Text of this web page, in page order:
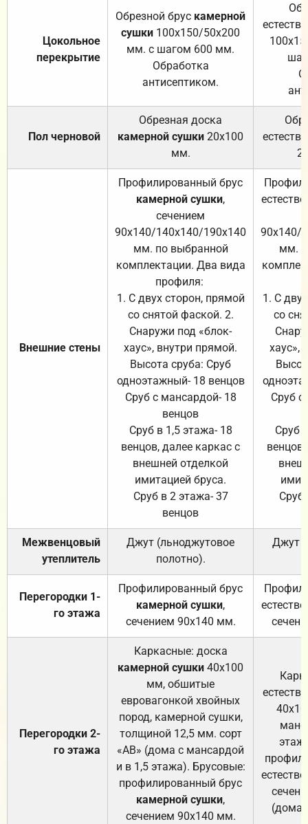
Цокольное
перекрытие
Обрезной брус камерной
сушки 100х150/50х200
мм. с шагом 600 мм.
Обработка
антисептиком.
Пол черновой
Обрезная доска
камерной сушки 20х100
мм.
Внешние стены
Профилированный брус
камерной сушки,
сечением
90х140/140х140/190х140
мм. по выбранной
комплектации. Два вида
профиля:
1. С двух сторон, прямой
со снятой фаской. 2.
Снаружи под «блок-
хаус», внутри прямой.
Высота сруба: Сруб
одноэтажный- 18 венцов
Сруб с мансардой- 18
венцов
Сруб в 1,5 этажа- 18
венцов, далее каркас с
внешней отделкой
имитацией бруса.
Сруб в 2 этажа- 37
венцов
90х140/
мм.
1. С
со
хаус»,
Сруб с
Сруб
Сруб
Межвенцовый
утеплитель
Джут (льноджутовое
полотно).
Джут
Перегородки 1-
го этажа
Профилированный брус
камерной сушки,
сечением 90х140 мм.
Перегородки 2-
го этажа
Каркасные: доска
камерной сушки 40х100
мм, обшитые
евровагонкой хвойных
пород, камерной сушки,
толщиной 12,5 мм. сорт
«АВ» (дома с мансардой
и в 1,5 этажа). Брусовые:
профилированный брус
камерной сушки,
сечением 90х140 мм.
(дома